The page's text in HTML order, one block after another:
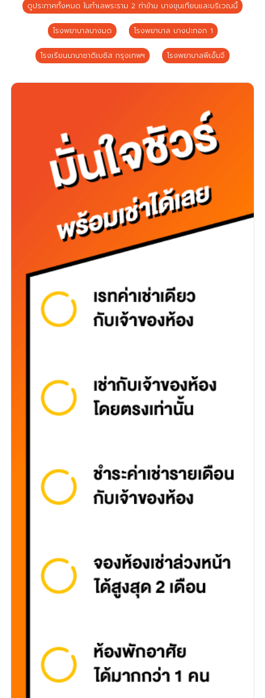
ดูประกาศทั้งหมด ในทำเลพระราม 2 ท่าข้าม บางขุนเทียนและบริเวณนี้
โรงพยาบาลบางมด โรงพยาบาล บางปะกอก 1
โรงเรียนนานาชาติเบซิส กรุงเทพฯ โรงพยาบาลพีเอ็มจี